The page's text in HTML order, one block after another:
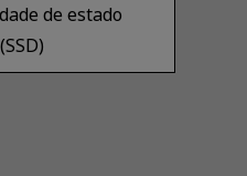
de estado